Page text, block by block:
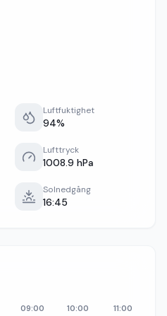
Luftfuktighet
94%
Lufttryck
1008.9 hPa
Solnedgång
16:45
09:00 10:00 11:00